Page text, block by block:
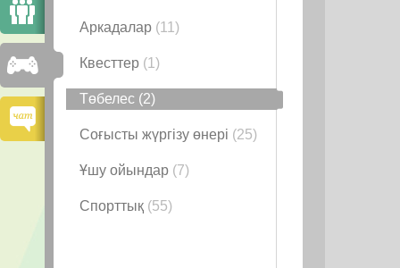
Аркадалар (11)
Квесттер (1)
Төбелес (2)
Соғысты жүргізу өнері (25)
Ұшу ойындар (7)
Спорттық (55)